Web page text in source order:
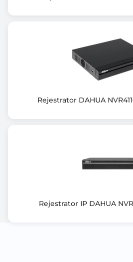
Archiwizacja na napęd USB
Wyszukiwanie nagrań po czasie i
Odtwarzanie: do przodu, do
frame")
dostęp przez chmurę (P2P)
Android: Darmowa aplikacja
Porty dostępu przez www: 80,
Rejestrator DAHUA
Rejestrator IP DAHUA